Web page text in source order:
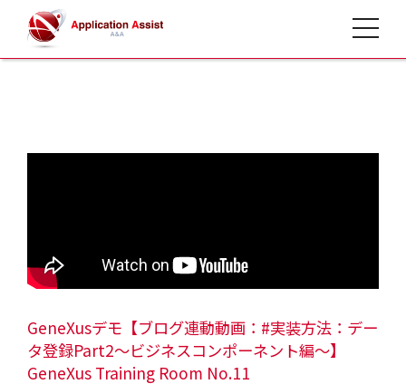
toggle
HOME>開発動画>
GeneXusデモ【ブログ連動動画：#実装方法：デー
タ登録Part2～ビジネスコンポーネント編～】
GeneXus Training Room No.11